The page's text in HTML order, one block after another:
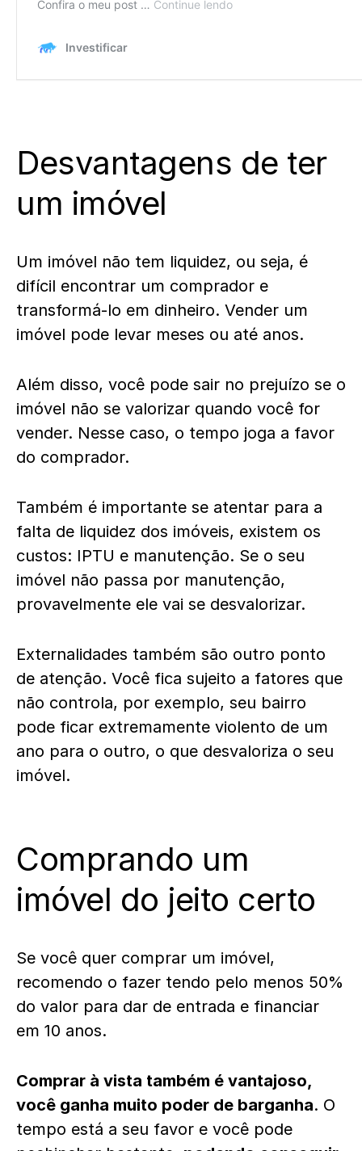
Desvantagens de ter
um imóvel
Um imóvel não tem liquidez, ou seja, é
difícil encontrar um comprador e
transformá-lo em dinheiro. Vender um
imóvel pode levar meses ou até anos.
Além disso, você pode sair no prejuízo se o
imóvel não se valorizar quando você for
vender. Nesse caso, o tempo joga a favor
do comprador.
Também é importante se atentar para a
falta de liquidez dos imóveis, existem os
custos: IPTU e manutenção. Se o seu
imóvel não passa por manutenção,
provavelmente ele vai se desvalorizar.
Externalidades também são outro ponto
de atenção. Você fica sujeito a fatores que
não controla, por exemplo, seu bairro
pode ficar extremamente violento de um
ano para o outro, o que desvaloriza o seu
imóvel.
Comprando um
imóvel do jeito certo
Se você quer comprar um imóvel,
recomendo o fazer tendo pelo menos 50%
do valor para dar de entrada e financiar
em 10 anos.
Comprar à vista também é vantajoso,
você ganha muito poder de barganha. O
tempo está a seu favor e você pode